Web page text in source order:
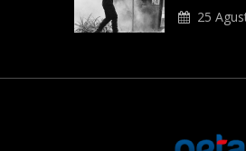
Gas Air
25